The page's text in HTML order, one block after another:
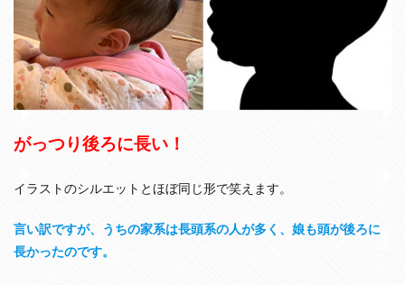
がっつり後ろに長い！
イラストのシルエットとほぼ同じ形で笑えます。
言い訳ですが、うちの家系は長頭系の人が多く、娘も頭が後ろに
長かったのです。